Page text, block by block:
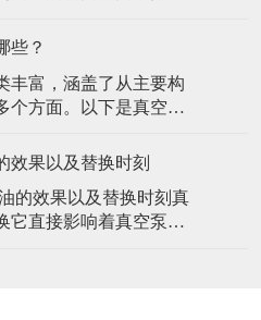
排气部分、抽气部分和
体抽出密闭空间。 普旭
有广泛的使用场景，包
些？
丰富，涵盖了从主要构
个方面。以下是真空泵
和抽气，使气体排出系
真空泵的工作效率。 导
流动的方向，使气体流
效果以及替换时刻
的效果以及替换时刻真
它直接影响着真空泵的